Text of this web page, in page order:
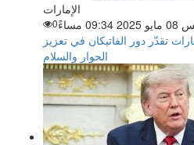
الإمارات
مساءً
0
تقدّر دور الفاتيكان في تعزيز
الحوار والسلام